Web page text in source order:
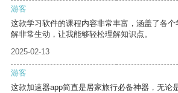
游客
这款学习软件的课程内容非常丰富，涵盖了各
解非常生动，让我能够轻松理解知识点。
2025-02-13
游客
这款加速器app简直是居家旅行必备神器，无论